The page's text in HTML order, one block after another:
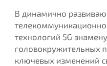
В динамично
технологий 5G
головокружительных
ключевых изменений